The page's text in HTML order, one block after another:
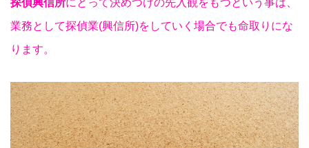
探偵興信所にとって決めつけの先入観をもつという事は、
業務として探偵業(興信所)をしていく場合でも命取りにな
ります。